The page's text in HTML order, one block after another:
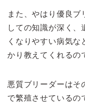
また、やはり優良ブ
しての知識が深く、
くなりやすい病気な
かり教えてくれるの
悪質ブリーダーはそ
で繁殖させているの